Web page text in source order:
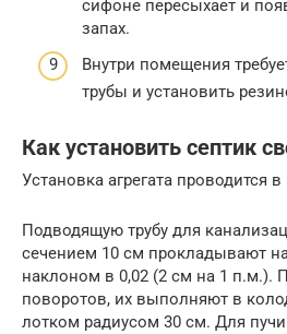
сифоне пересыхает и
запах.
Внутри помещения
трубы и установить
Как установить септик
Установка агрегата проводится
Подводящую трубу для
сечением 10 см прокладывают
наклоном в 0,02 (2 см на 1 п.м.).
поворотов, их выполняют в
лотком радиусом 30 см. Для